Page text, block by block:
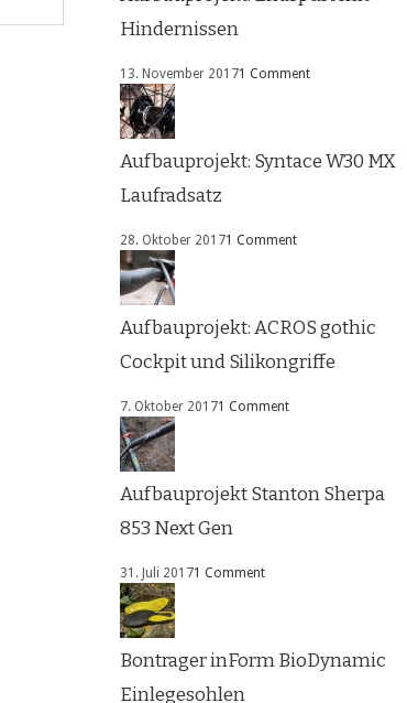
Hindernissen
13. November 20171 Comment
Aufbauprojekt: Syntace W30 MX
Laufradsatz
28. Oktober 20171 Comment
Aufbauprojekt: ACROS gothic
Cockpit und Silikongriffe
7. Oktober 20171 Comment
Aufbauprojekt Stanton Sherpa
853 Next Gen
31. Juli 20171 Comment
Bontrager inForm BioDynamic
Einlegesohlen